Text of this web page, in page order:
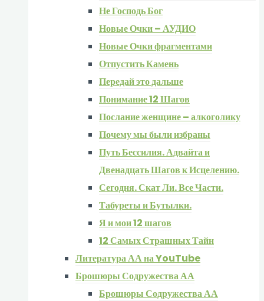
Не Господь Бог
Новые Очки – АУДИО
Новые Очки фрагментами
Отпустить Камень
Передай это дальше
Понимание 12 Шагов
Послание женщине – алкоголику
Почему мы были избраны
Путь Бессилия. Адвайта и
Двенадцать Шагов к Исцелению.
Сегодня. Скат Ли. Все Части.
Табуреты и Бутылки.
Я и мои 12 шагов
12 Самых Страшных Тайн
Литература АА на YouTube
Брошюры Содружества АА
Брошюры Содружества АА